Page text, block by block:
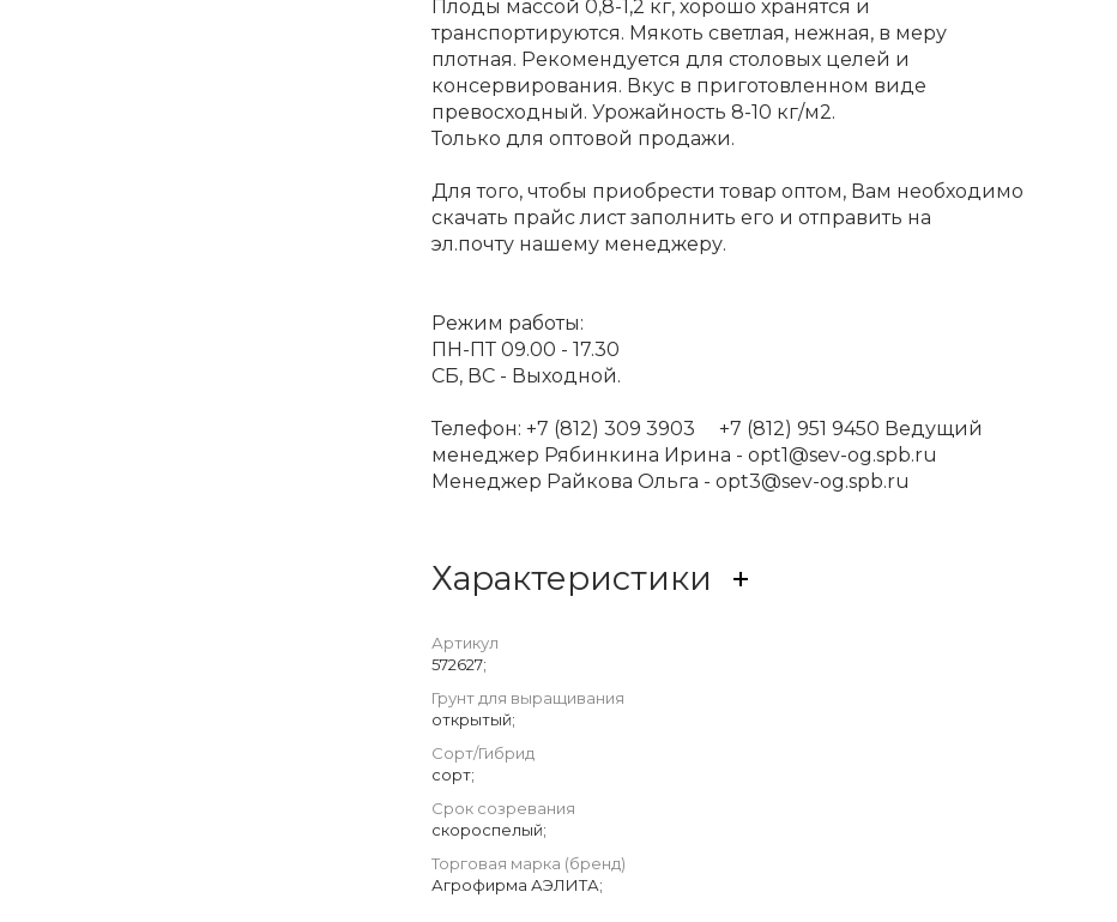
Плоды массой 0,8-1,2 кг, хорошо хранятся и
транспортируются. Мякоть светлая, нежная, в меру
плотная. Рекомендуется для столовых целей и
консервирования. Вкус в приготовленном виде
превосходный. Урожайность 8-10 кг/м2.
Только для оптовой продажи.
Для того, чтобы приобрести товар оптом, Вам необходимо
скачать прайс лист заполнить его и отправить на
эл.почту нашему менеджеру.
Режим работы:
ПН-ПТ 09.00 - 17.30
СБ, ВС - Выходной.
Телефон: +7 (812) 309 3903 +7 (812) 951 9450 Ведущий
менеджер Рябинкина Ирина - opt1@sev-og.spb.ru
Менеджер Райкова Ольга - opt3@sev-og.spb.ru
Характеристики
Артикул
572627;
Грунт для выращивания
открытый;
Сорт/Гибрид
сорт;
Срок созревания
скороспелый;
Торговая марка (бренд)
Агрофирма АЭЛИТА;